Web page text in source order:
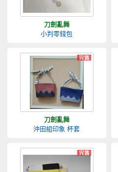
刀劍亂舞
小判零錢包
刀劍亂舞
沖田組印象 杯套